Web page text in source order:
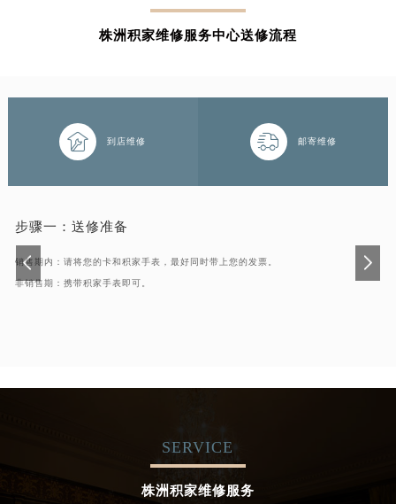
株洲积家维修服务中心送修流程
 到店维修  邮寄维修
步骤一： 送修准备
销售期内：请将您的卡和积家手表，最好同时带上您的发票。
非销售期：携带积家手表即可。
SERVICE
株洲积家维修服务